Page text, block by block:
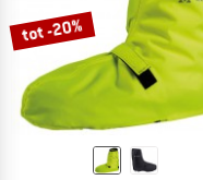
tot -20%